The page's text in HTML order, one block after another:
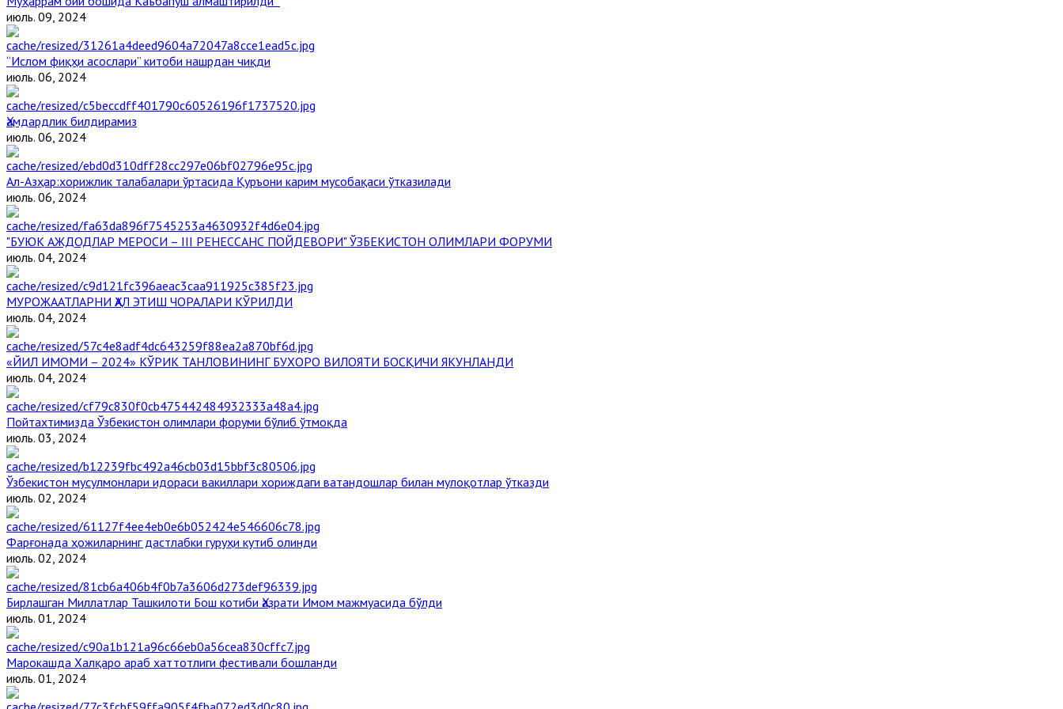
июль. 09, 2024
“Ислом фиқҳи асослари” китоби нашрдан чиқди
июль. 06, 2024
Ҳамдардлик билдирамиз
июль. 06, 2024
Aл-Aзҳар:хорижлик талабалари ўртасида Қуръони карим мусобақаси ўтказилади
июль. 06, 2024
"БУЮК АЖДОДЛАР МЕРОСИ – III РЕНЕССАНС ПОЙДЕВОРИ" ЎЗБЕКИСТОН ОЛИМЛАРИ ФОРУМИ
июль. 04, 2024
МУРОЖААТЛАРНИ ҲАЛ ЭТИШ ЧОРАЛАРИ КЎРИЛДИ
июль. 04, 2024
«ЙИЛ ИМОМИ – 2024» КЎРИК ТАНЛОВИНИНГ БУХОРО ВИЛОЯТИ БОСҚИЧИ ЯКУНЛАНДИ
июль. 04, 2024
Пойтахтимизда Ўзбекистон олимлари форуми бўлиб ўтмоқда
июль. 03, 2024
Ўзбекистон мусулмонлари идораси вакиллари хориждаги ватандошлар билан мулоқотлар ўтказди
июль. 02, 2024
Фарғонада ҳожиларнинг дастлабки гуруҳи кутиб олинди
июль. 02, 2024
Бирлашган Миллатлар Ташкилоти Бош котиби Ҳазрати Имом мажмуасида бўлди
июль. 01, 2024
Марокашда Халқаро араб хаттотлиги фестивали бошланди
июль. 01, 2024